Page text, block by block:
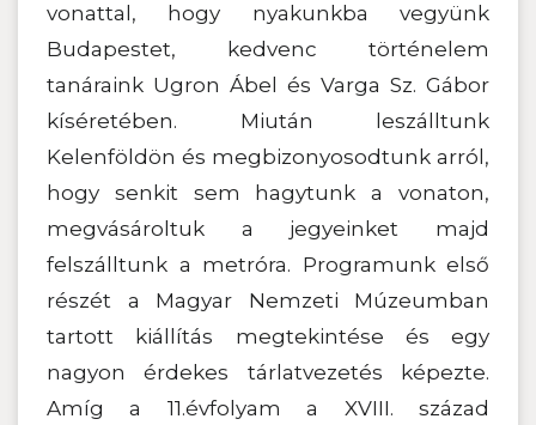
vonattal, hogy nyakunkba vegyünk
Budapestet, kedvenc történelem
tanáraink Ugron Ábel és Varga Sz. Gábor
kíséretében. Miután leszálltunk
Kelenföldön és megbizonyosodtunk arról,
hogy senkit sem hagytunk a vonaton,
megvásároltuk a jegyeinket majd
felszálltunk a metróra. Programunk első
részét a Magyar Nemzeti Múzeumban
tartott kiállítás megtekintése és egy
nagyon érdekes tárlatvezetés képezte.
Amíg a 11.évfolyam a XVIII. század